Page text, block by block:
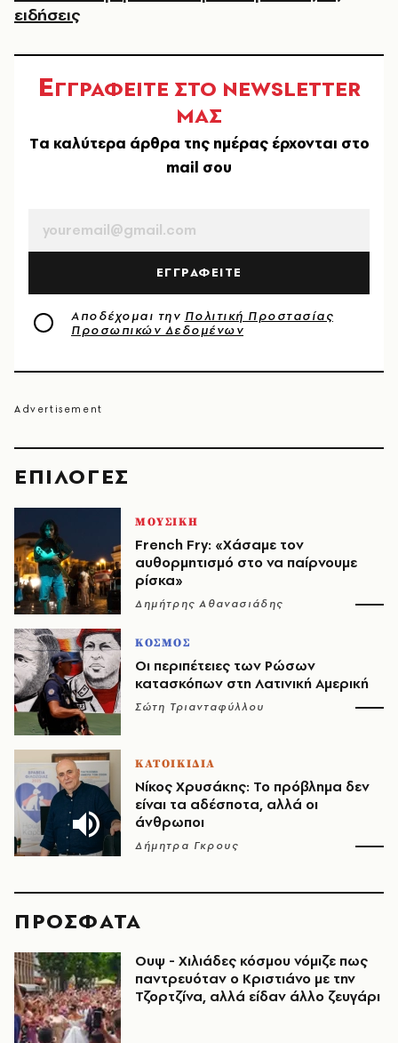
EΠΙΛΟΓΈΣ
ΜΟΥΣΙΚΗ
French Fry: «Χάσαμε τον
αυθορμητισμό στο να παίρνουμε
ρίσκα»
Δημήτρης Αθανασιάδης
ΚΟΣΜΟΣ
Οι περιπέτειες των Ρώσων
κατασκόπων στη Λατινική Αμερική
Σώτη Τριανταφύλλου
ΚΑΤΟΙΚΙΔΙΑ
Νίκος Χρυσάκης: Το πρόβλημα δεν
είναι τα αδέσποτα, αλλά οι
άνθρωποι
Δήμητρα Γκρους
ειδήσεις
ΕΓΓΡΑΦΕΙΤΕ ΣΤΟ NEWSLETTER
ΜΑΣ
Tα καλύτερα άρθρα της ημέρας έρχονται στο
mail σου
ΕΓΓΡΑΦΕΙΤΕ
Αποδέχομαι την Πολιτική Προστασίας
Προσωπικών Δεδομένων
ΠΡΟΣΦΑΤΑ
Ουψ - Χιλιάδες κόσμου νόμιζε πως
παντρευόταν ο Κριστιάνο με την
Τζορτζίνα, αλλά είδαν άλλο ζευγάρι